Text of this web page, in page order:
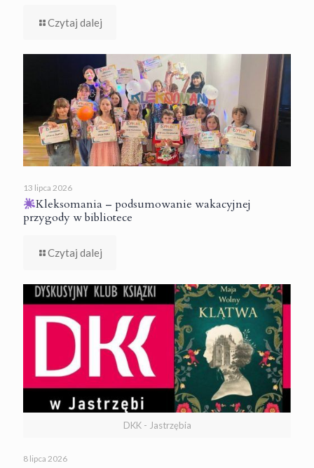
Czytaj dalej
13 lipca 2026
Kleksomania – podsumowanie wakacyjnej
przygody w bibliotece
Czytaj dalej
DKK - Jastrzębia
8 lipca 2026